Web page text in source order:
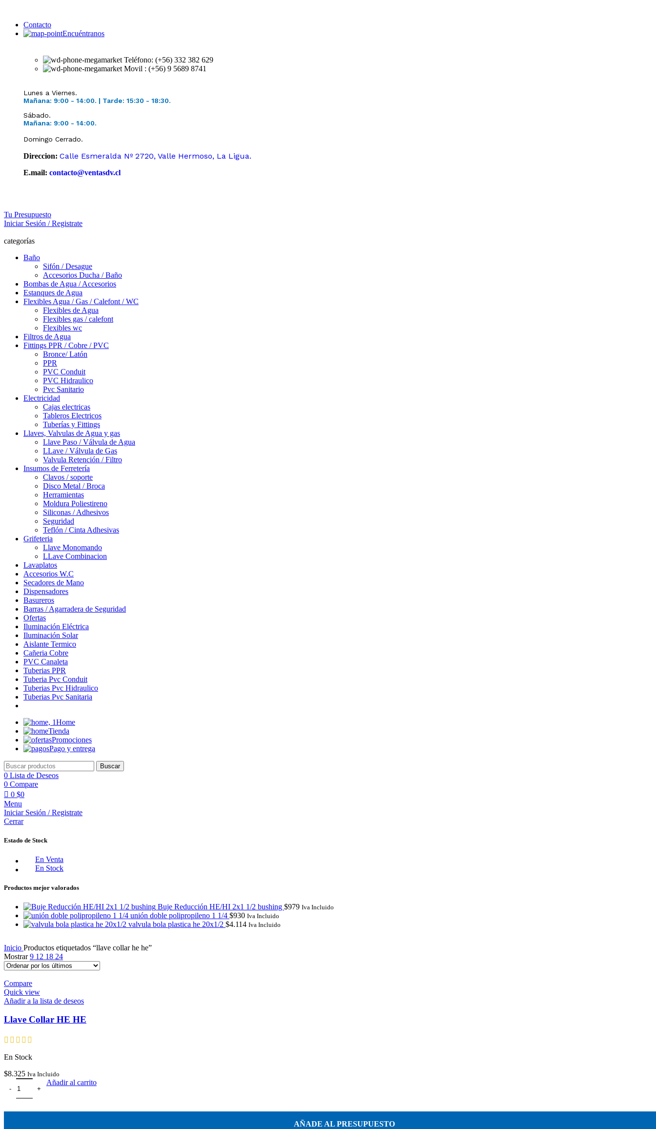
Contacto
Encuéntranos
Teléfono: (+56) 332 382 629
Movil : (+56) 9 5689 8741
Lunes a Viernes.
Mañana: 9:00 - 14:00. | Tarde: 15:30 - 18:30.
Sábado.
Mañana: 9:00 - 14:00.
Domingo Cerrado.
Direccion: Calle Esmeralda Nº 2720, Valle Hermoso, La Ligua.
E.mail: contacto@ventasdv.cl
Tu Presupuesto
Iniciar Sesión / Registrate
categorías
Baño
Sifón / Desague
Accesorios Ducha / Baño
Bombas de Agua / Accesorios
Estanques de Agua
Flexibles Agua / Gas / Calefont / WC
Flexibles de Agua
Flexibles gas / calefont
Flexibles wc
Filtros de Agua
Fittings PPR / Cobre / PVC
Bronce/ Latón
PPR
PVC Conduit
PVC Hidraulico
Pvc Sanitario
Electricidad
Cajas electricas
Tableros Electricos
Tuberías y Fittings
Llaves, Valvulas de Agua y gas
Llave Paso / Válvula de Agua
LLave / Válvula de Gas
Valvula Retención / Filtro
Insumos de Ferretería
Clavos / soporte
Disco Metal / Broca
Herramientas
Moldura Poliestireno
Siliconas / Adhesivos
Seguridad
Teflón / Cinta Adhesivas
Grifeteria
Llave Monomando
LLave Combinacion
Lavaplatos
Accesorios W.C
Secadores de Mano
Dispensadores
Basureros
Barras / Agarradera de Seguridad
Ofertas
Iluminación Eléctrica
Iluminación Solar
Aislante Termico
Cañeria Cobre
PVC Canaleta
Tuberias PPR
Tuberia Pvc Conduit
Tuberias Pvc Hidraulico
Tuberias Pvc Sanitaria
Home
Tienda
Promociones
Pago y entrega
Buscar
0 Lista de Deseos
0 Compare
0 $0
Menu
Iniciar Sesión / Registrate
Cerrar
Estado de Stock
En Venta
En Stock
Productos mejor valorados
Buje Reducción HE/HI 2x1 1/2 bushing $979 Iva Incluido
unión doble polipropileno 1 1/4 $930 Iva Incluido
valvula bola plastica he 20x1/2 $4.114 Iva Incluido
Inicio Productos etiquetados “llave collar he he”
Mostrar9 12 18 24
Compare
Quick view
Añadir a la lista de deseos
Llave Collar HE HE
En Stock
$8.325 Iva Incluido
Añadir al carrito
AÑADE AL PRESUPUESTO